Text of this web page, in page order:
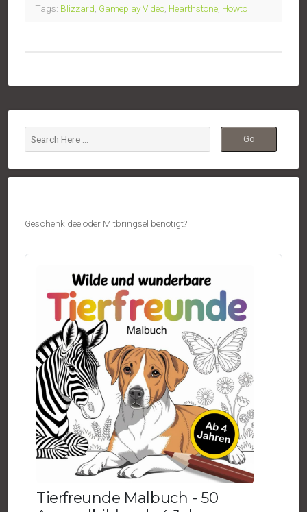
Tags: Blizzard Gameplay Video Hearthstone Howto
Geschenkidee oder Mitbringsel benötigt?
Tierfreunde Malbuch - 50